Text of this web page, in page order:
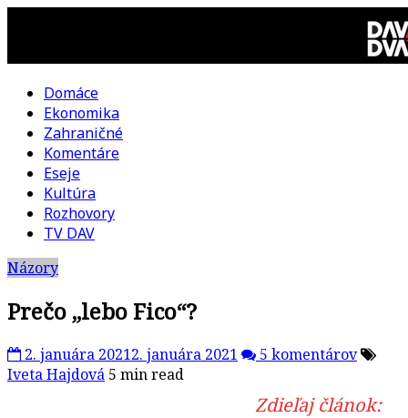
DAV
DVA
kultúrno-
politická
revue
Domáce
Ekonomika
Zahraničné
Komentáre
Eseje
Kultúra
Rozhovory
TV DAV
Názory
Prečo „lebo Fico“?
2. januára 20212. januára 2021
5 komentárov
Iveta Hajdová 5 min read
Zdieľaj článok: